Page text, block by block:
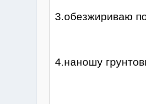
3.обезжириваю
4.наношу